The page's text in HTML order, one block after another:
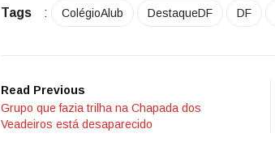
Tags : ColégioAlub DestaqueDF DF
Read Previous
Grupo que fazia trilha na Chapada dos
Veadeiros está desaparecido